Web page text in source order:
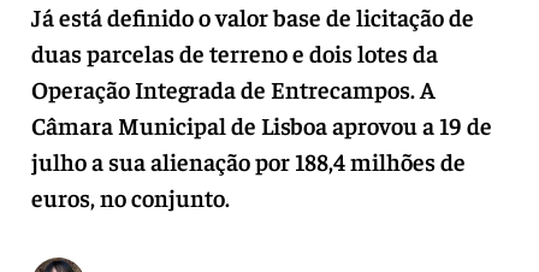
Já está definido o valor base de licitação de
duas parcelas de terreno e dois lotes da
Operação Integrada de Entrecampos. A
Câmara Municipal de Lisboa aprovou a 19 de
julho a sua alienação por 188,4 milhões de
euros, no conjunto.